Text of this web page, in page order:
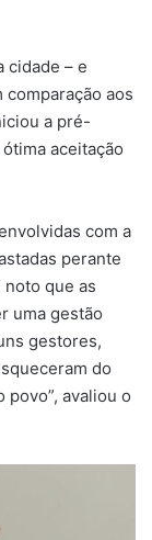
cidade – e
aos
a pré-
aceitação
com a
perante
noto que as
uma gestão
gestores,
do
povo”, avaliou o